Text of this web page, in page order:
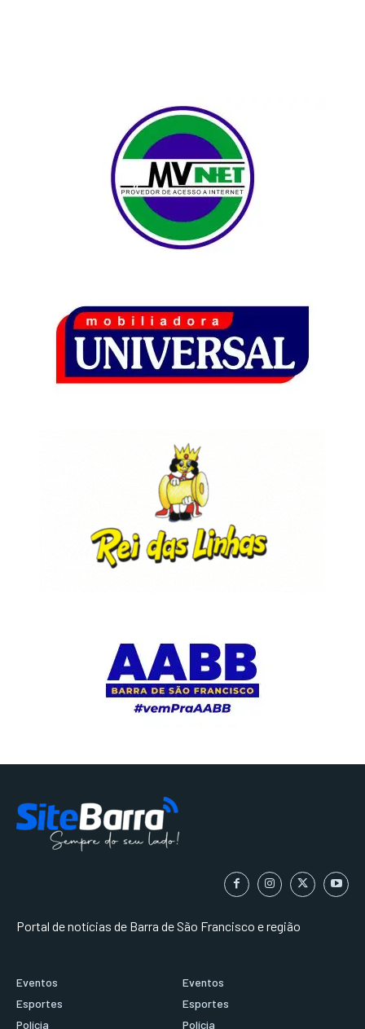
Portal de notícias de Barra de São Francisco e região
Eventos
Esportes
Polícia
Eventos
Esportes
Polícia